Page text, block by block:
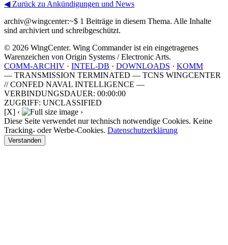
◀ Zurück zu Ankündigungen und News
archiv@wingcenter:~$ 1 Beiträge in diesem Thema. Alle Inhalte
sind archiviert und schreibgeschützt.
© 2026 WingCenter. Wing Commander ist ein eingetragenes
Warenzeichen von Origin Systems / Electronic Arts.
COMM-ARCHIV · INTEL-DB · DOWNLOADS · KOMM
— TRANSMISSION TERMINATED — TCNS WINGCENTER
// CONFED NAVAL INTELLIGENCE —
VERBINDUNGSDAUER: 00:00:00
ZUGRIFF: UNCLASSIFIED
[X] ‹
›
Diese Seite verwendet nur technisch notwendige Cookies. Keine
Tracking- oder Werbe-Cookies. Datenschutzerklärung
Verstanden